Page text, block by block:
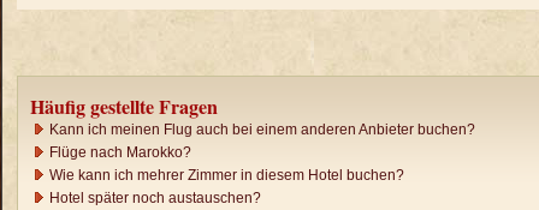
Häufig gestellte Fragen
Kann ich meinen Flug auch bei einem anderen Anbieter buchen?
Flüge nach Marokko?
Wie kann ich mehrer Zimmer in diesem Hotel buchen?
Hotel später noch austauschen?